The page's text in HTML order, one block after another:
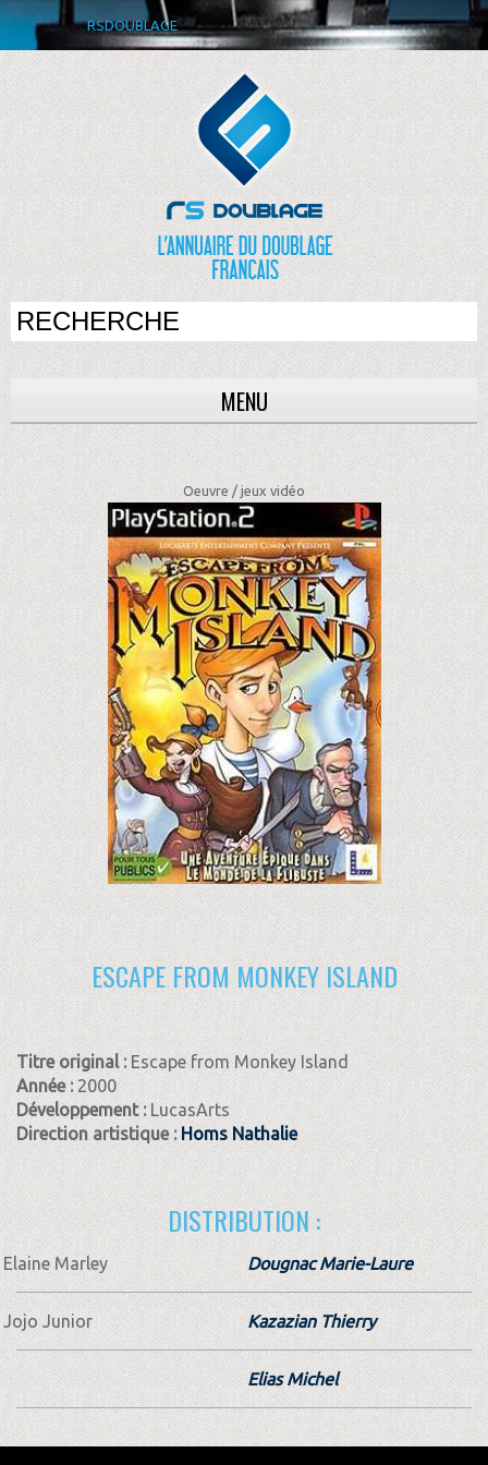
RSDOUBLAGE
MENU
Oeuvre / jeux vidéo
ESCAPE FROM MONKEY ISLAND
Titre original : Escape from Monkey Island
Année : 2000
Développement : LucasArts
Direction artistique : Homs Nathalie
DISTRIBUTION :
Elaine Marley Dougnac Marie-Laure
Jojo Junior Kazazian Thierry
Elias Michel